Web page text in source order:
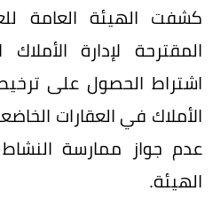
كشفت الهيئة العامة
المقترحة لإدارة
اشتراط الحصول على
الأملاك في العقارات
عدم جواز ممارسة
الهيئة.